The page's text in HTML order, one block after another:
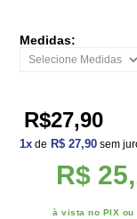
Medidas:
R$27,90
1x de R$ 27,90 sem
R$
à vista no PIX ou